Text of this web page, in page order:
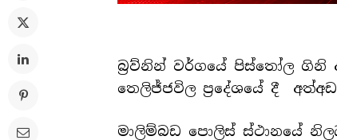
බ්‍රව්නින් වර්ගයේ පිස්තෝල ගිනි
තෙලිජ්ජවිල ප්‍රදේශයේ දී
මාලිම්බඩ පොලිස් ස්ථානයේ